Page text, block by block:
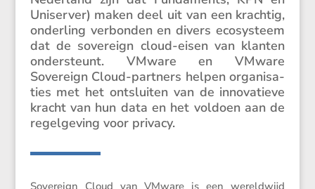
Uniserver) maken deel uit van een krachtig,
onder­ling verbonden en divers ecosys­teem
dat de sovereign cloud-eisen van klanten
onder­steunt. VMware en VMware
Sovereign Cloud-partners helpen organi­sa­
ties met het ontsluiten van de innova­tieve
kracht van hun data en het voldoen aan de
regel­ge­ving voor privacy.
Sovereign Cloud van VMware is een wereld­wijd